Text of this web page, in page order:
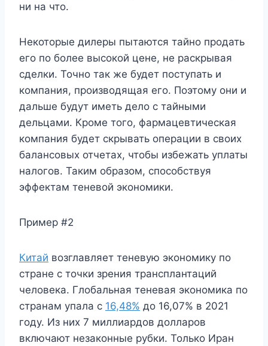
ни на что.
Некоторые дилеры пытаются тайно продать
его по более высокой цене, не раскрывая
сделки. Точно так же будет поступать и
компания, производящая его. Поэтому они и
дальше будут иметь дело с тайными
дельцами. Кроме того, фармацевтическая
компания будет скрывать операции в своих
балансовых отчетах, чтобы избежать уплаты
налогов. Таким образом, способствуя
эффектам теневой экономики.
Пример #2
Китай возглавляет теневую экономику по
стране с точки зрения трансплантаций
человека. Глобальная теневая экономика по
странам упала с 16,48% до 16,07% в 2021
году. Из них 7 миллиардов долларов
включают незаконные рубки. Только Иран